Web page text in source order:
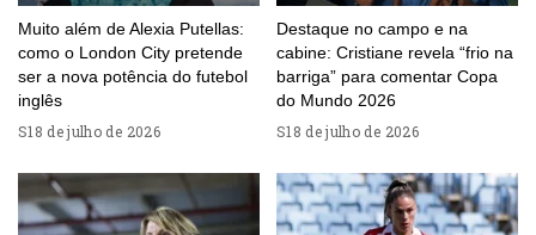
Muito além de Alexia Putellas:
como o London City pretende
ser a nova potência do futebol
inglês
18 de julho de 2026
Destaque no campo e na
cabine: Cristiane revela “frio na
barriga” para comentar Copa
do Mundo 2026
18 de julho de 2026